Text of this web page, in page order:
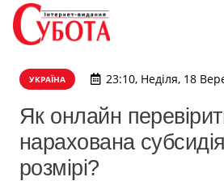
УКРАЇНА 23:10, Неділя, 18
Як онлайн
нарахована
розмірі?